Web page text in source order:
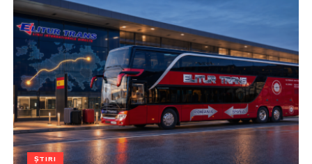
ȘTIRI